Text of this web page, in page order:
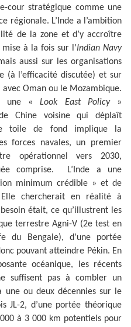
cour stratégique comme une
régionale. L’Inde a l’ambition
de la zone et d’y accroître
à la fois sur l’Indian Navy
aussi sur les organisations
(à l’efficacité discutée) et sur
Oman ou le Mozambique.
une «Look East Policy»
Chine voisine qui déplaît
toile de fond implique la
forces navales, un premier
opérationnel vers 2030,
comprise. L’Inde a une
minimum crédible » et de
chercherait en réalité à
était, ce qu’illustrent les
terrestre Agni-V (2e test en
du Bengale), d’une portée
pouvant atteindre Pékin. En
océanique, les récents
suffisent pas à combler un
ou deux décennies sur le
JL-2, d’une portée théorique
à 3 000 km potentiels pour